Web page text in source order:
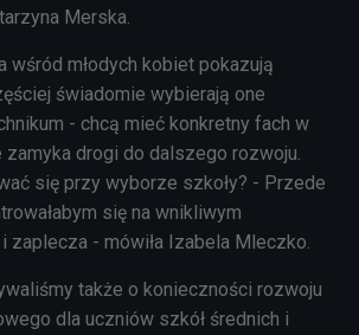
Merska.
wśród młodych kobiet pokazują
świadomie wybierają one
- chcą mieć konkretny fach w
zamyka drogi do dalszego rozwoju.
się przy wyborze szkoły? - Przede
się na wnikliwym
zaplecza - mówiła Izabela Mleczko.
także o konieczności rozwoju
dla uczniów szkół średnich i